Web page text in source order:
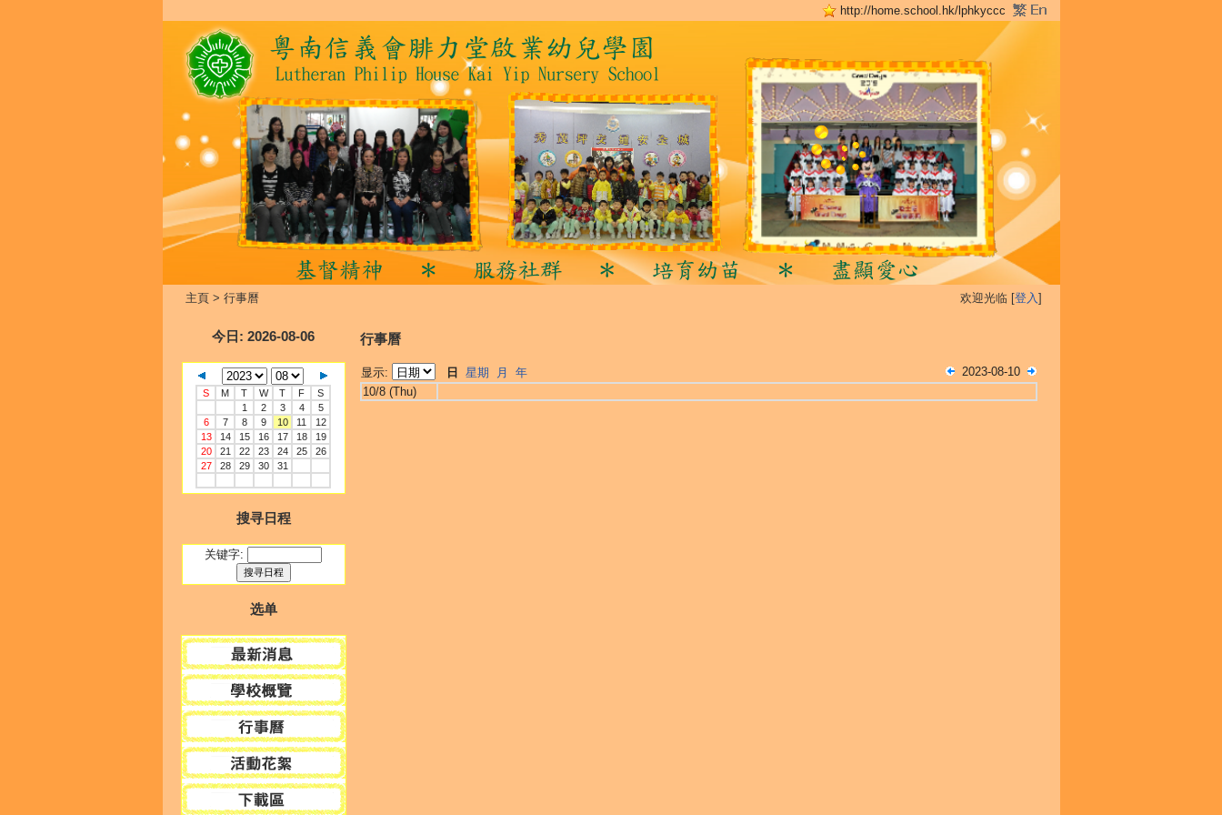
http://home.school.hk/lphkyccc
主頁> 行事曆 欢迎光临 [登入]
今日 : 2026-08-06
S M T W T F
S
1
2 3 4
5
6
7 8 9 10 11
12
13
14 15 16 17 18
19
20
21 22 23 24 25
26
27
28 29 30 31
搜寻日程
关键字:
选单
行事曆
显示: 日 星期 月 年
2023-08-10
10/8 (Thu)